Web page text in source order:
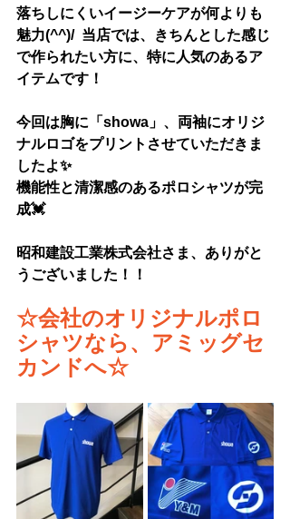
落ちしにくいイージーケアが何よりも
魅力(^^)/  当店では、きちんとした感じ
で作られたい方に、特に人気のあるア
イテムです！
今回は胸に「showa」、両袖にオリジ
ナルロゴをプリントさせていただきま
したよ✨
機能性と清潔感のあるポロシャツが完
成💓
昭和建設工業株式会社さま 、ありがと
うございました！！
☆会社のオリジナルポロ
シャツなら、アミッグセ
カンドへ☆